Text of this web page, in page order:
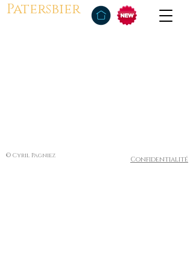
Patersbier
© Cyril Pagniez Confidentialité